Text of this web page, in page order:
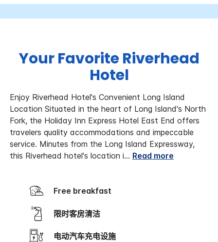
Your Favorite Riverhead
Hotel
Enjoy Riverhead Hotel's Convenient Long Island
Location Situated in the heart of Long Island's North
Fork, the Holiday Inn Express Hotel East End offers
travelers quality accommodations and impeccable
service. Minutes from the Long Island Expressway,
this Riverhead hotel's location i... Read more
Free breakfast
限时客房清洁
电动汽车充电设施